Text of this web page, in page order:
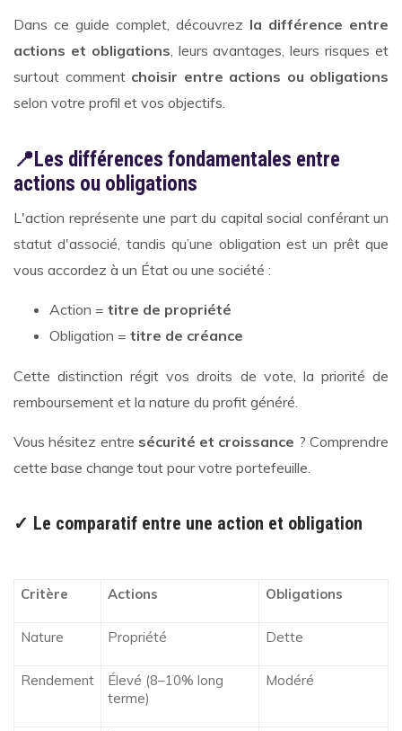
Dans ce guide complet, découvrez la différence entre
actions et obligations , leurs avantages, leurs risques et
surtout comment choisir entre actions ou obligations
selon votre profil et vos objectifs.
📍Les différences fondamentales entre
actions ou obligations
L'action représente une part du capital social conférant un
statut d'associé, tandis qu’une obligation est un prêt que
vous accordez à un État ou une société :
Action = titre de propriété
Obligation = titre de créance
Cette distinction régit vos droits de vote, la priorité de
remboursement et la nature du profit généré.
Vous hésitez entre sécurité et croissance ? Comprendre
cette base change tout pour votre portefeuille.
✓ Le comparatif entre une action et obligation
Critère Actions Obligations
Nature Propriété Dette
Rendement
Élevé (8–10% long
terme)
Modéré